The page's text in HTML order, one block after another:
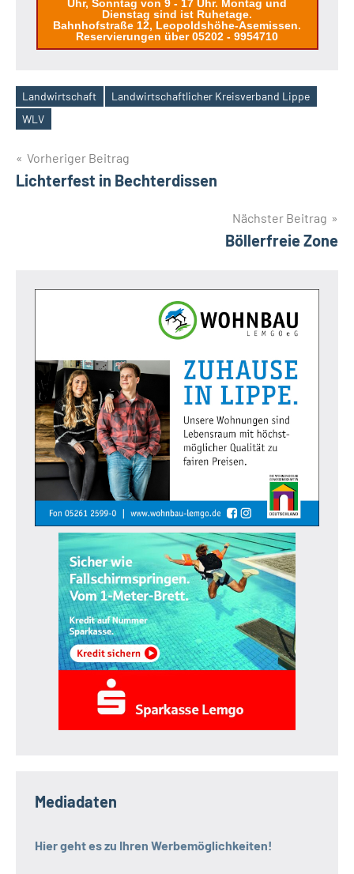
Uhr, Sonntag von 9 - 17 Uhr. Montag und
Dienstag sind ist Ruhetage.
Bahnhofstraße 12, Leopoldshöhe-Asemissen.
Reservierungen über 05202 - 9954710
Schlagwörter
Landwirtschaft
Landwirtschaftlicher Kreisverband Lippe
WLV
Beitragsnavigation
Vorheriger Beitrag
Lichterfest in Bechterdissen
Nächster Beitrag
Böllerfreie Zone
Mediadaten
Hier geht es zu Ihren Werbemöglichkeiten!